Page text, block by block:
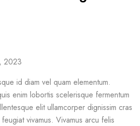
2023
id diam vel quam elementum.
enim lobortis scelerisque fermentum
elit ullamcorper dignissim cras
vivamus. Vivamus arcu felis